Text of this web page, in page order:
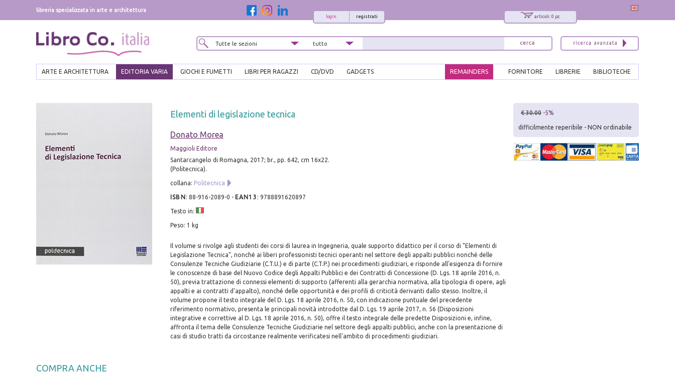
libreria specializzata in arte e architettura
articoli: 0 pz.
registrati
login
ARTE E ARCHITETTURA EDITORIA VARIA GIOCHI E FUMETTI LIBRI PER RAGAZZI CD/DVD GADGETS BIBLIOTECHE
LIBRERIE
FORNITORE
REMAINDERS
Elementi di legislazione tecnica
Donato Morea
Maggioli Editore
Santarcangelo di Romagna, 2017; br., pp. 642, cm 16x22.
(Politecnica).
collana: Politecnica
ISBN : 88-916-2089-0 - EAN13 : 9788891620897
Testo in:
Peso: 1 kg
Il volume si rivolge agli studenti dei corsi di laurea in Ingegneria, quale supporto didattico per il corso di "Elementi di
Legislazione Tecnica", nonché ai liberi professionisti tecnici operanti nel settore degli appalti pubblici nonché delle
Consulenze Tecniche Giudiziarie (C.T.U.) e di parte (C.T.P.) nei procedimenti giudiziari, e risponde all'esigenza di fornire
le conoscenze di base del Nuovo Codice degli Appalti Pubblici e dei Contratti di Concessione (D. Lgs. 18 aprile 2016, n.
50), previa trattazione di connessi elementi di supporto (afferenti alla gerarchia normativa, alla tipologia di opere, agli
appalti e ai contratti d'appalto), nonché delle opportunità e dei profili di criticità derivanti dallo stesso. Inoltre, il
volume propone il testo integrale del D. Lgs. 18 aprile 2016, n. 50, con indicazione puntuale del precedente
riferimento normativo, presenta le principali novità introdotte dal D. Lgs. 19 aprile 2017, n. 56 (Disposizioni
integrative e correttive al D. Lgs. 18 aprile 2016, n. 50), offre il testo integrale delle predette Disposizioni e, infine,
affronta il tema delle Consulenze Tecniche Giudiziarie nel settore degli appalti pubblici, anche con la presentazione di
casi di studio tratti da circostanze realmente verificatesi nell'ambito di procedimenti giudiziari.
COMPRA ANCHE
€ 30.00 -5%
difficilmente reperibile - NON ordinabile
x
Allora iscriviti alla nostra newsletter!
Sarai informato delle nostre novità, potrai
comunque cancellarti quando desideri.